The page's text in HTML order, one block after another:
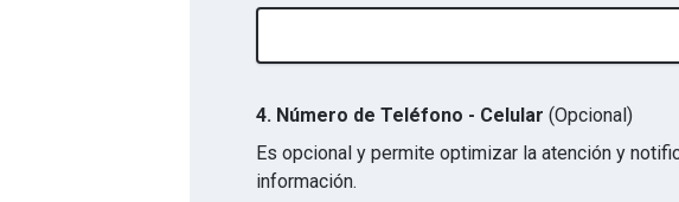
4. Número de Teléfono - Celular (Opcional)
Es opcional y permite optimizar la atención y
información.